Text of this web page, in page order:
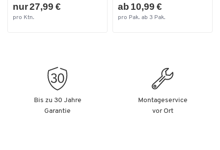
nur 27,99 €
pro Ktn.
ab 10,99 €
pro Pak. ab 3 Pak.
Bis zu 30 Jahre
Garantie
Montageservice
vor Ort